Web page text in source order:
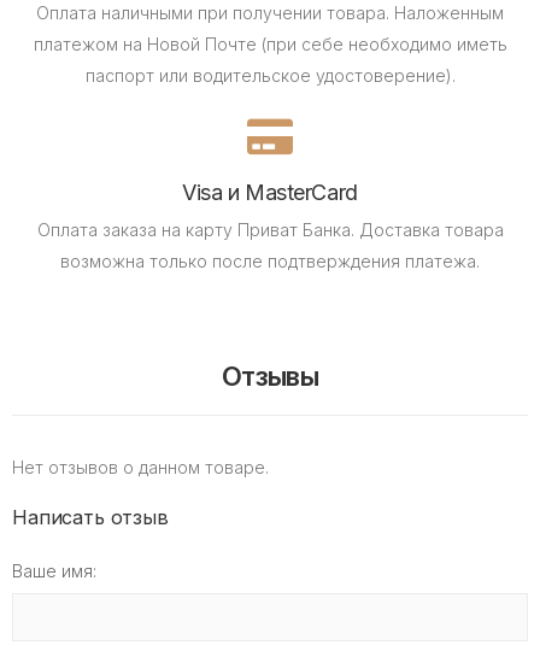
Оплата наличными при получении товара. Наложенным
платежом на Новой Почте (при себе необходимо иметь
паспорт или водительское удостоверение).
Visa и MasterCard
Оплата заказа на карту Приват Банка. Доставка товара
возможна только после подтверждения платежа.
Отзывы
Нет отзывов о данном товаре.
Написать отзыв
Ваше имя: